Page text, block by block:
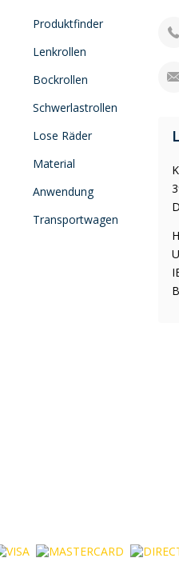
Produktfinder
Lenkrollen
Bockrollen
Schwerlastrollen
Lose Räder
Material
Anwendung
Transportwagen